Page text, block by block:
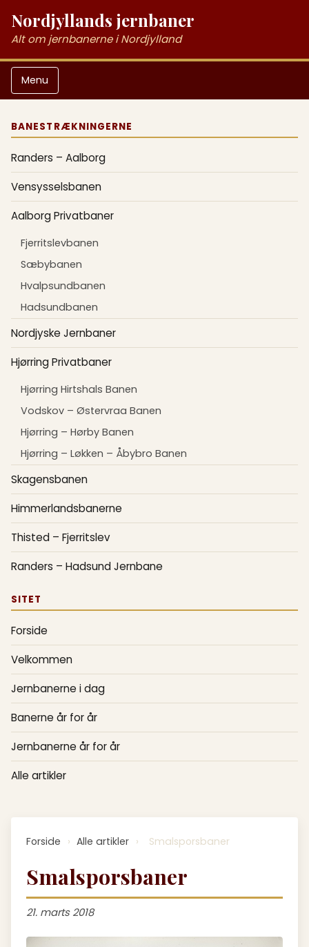
Nordjyllands jernbaner
Alt om jernbanerne i Nordjylland
Menu
BANESTRÆKNINGERNE
Randers – Aalborg
Vensysselsbanen
Aalborg Privatbaner
Fjerritslevbanen
Sæbybanen
Hvalpsundbanen
Hadsundbanen
Nordjyske Jernbaner
Hjørring Privatbaner
Hjørring Hirtshals Banen
Vodskov – Østervraa Banen
Hjørring – Hørby Banen
Hjørring – Løkken – Åbybro Banen
Skagensbanen
Himmerlandsbanerne
Thisted – Fjerritslev
Randers – Hadsund Jernbane
SITET
Forside
Velkommen
Jernbanerne i dag
Banerne år for år
Jernbanerne år for år
Alle artikler
Forside › Alle artikler › Smalsporsbaner
Smalsporsbaner
21. marts 2018